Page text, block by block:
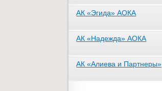
АК «Эгида» АОКА
АК «Надежда» АОКА
АК «Алиева и Партнеры»